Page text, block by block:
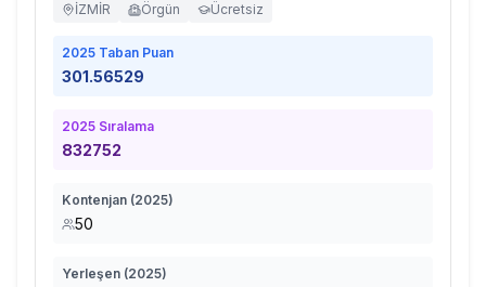
İZMİR Örgün Ücretsiz
2025 Taban Puan
301.56529
2025 Sıralama
832752
Kontenjan (2025)
50
Yerleşen (2025)